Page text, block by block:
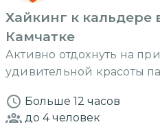
Хайкинг к кальдере
Камчатке
Активно отдохнуть на
удивительной красоты
Больше 12 часов
до 4человек